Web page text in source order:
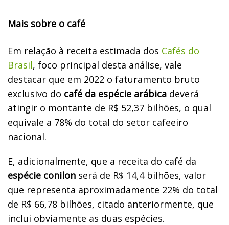
Mais sobre o café
Em relação à receita estimada dos Cafés do
Brasil, foco principal desta análise, vale
destacar que em 2022 o faturamento bruto
exclusivo do café da espécie arábica deverá
atingir o montante de R$ 52,37 bilhões, o qual
equivale a 78% do total do setor cafeeiro
nacional.
E, adicionalmente, que a receita do café da
espécie conilon será de R$ 14,4 bilhões, valor
que representa aproximadamente 22% do total
de R$ 66,78 bilhões, citado anteriormente, que
inclui obviamente as duas espécies.